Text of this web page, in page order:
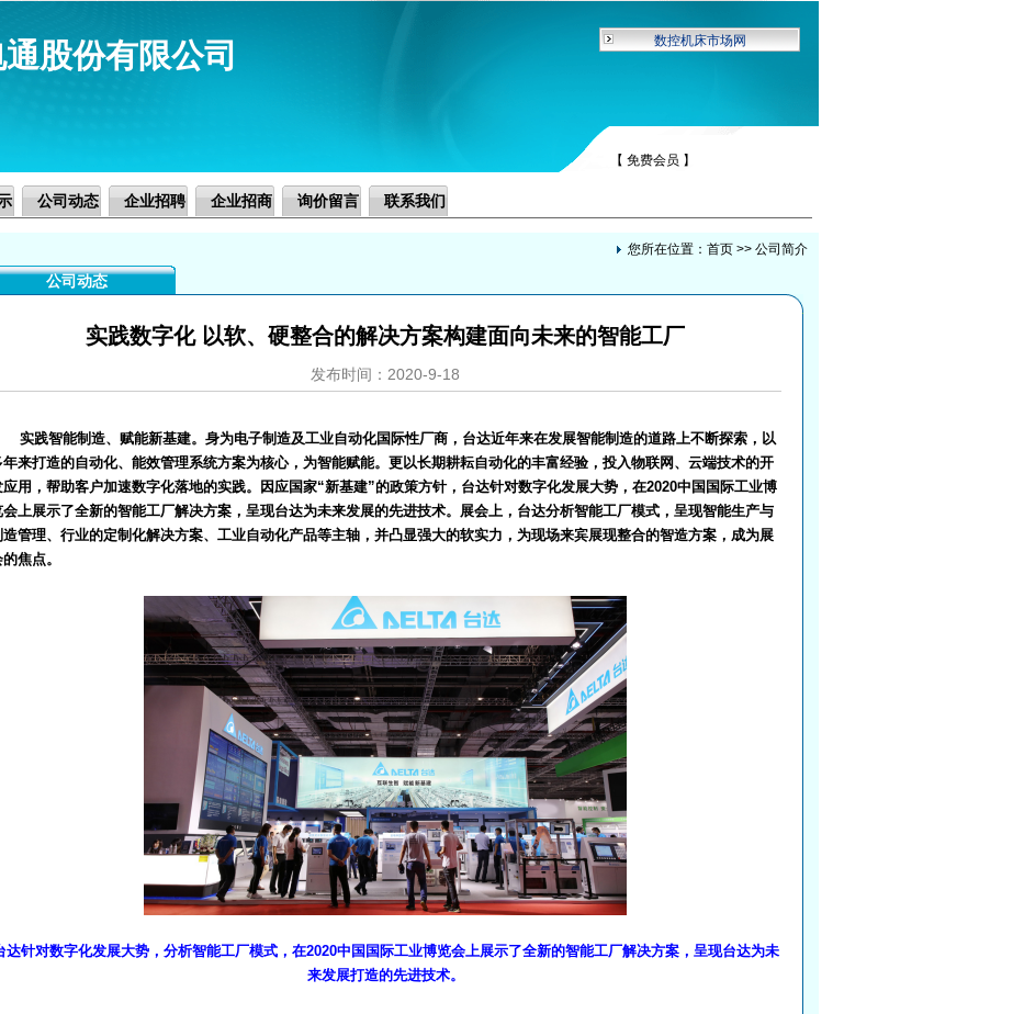
股份有限公司 数控机床市场网
【 免费会员 】
公司动态 企业招聘 企业招商 询价留言 联系我们
您所在位置： 首页 >> 公司简介
公司动态
实践数字化 以软、硬整合的解决方案构建面向未来的智能工厂
发布时间：2020-9-18
践智能制造、赋能新基建。身为电子制造及工业自动化国际性厂商，台达近年来在发展智能制造的道路上不断探索，以
年来打造的自动化、能效管理系统方案为核心，为智能赋能。更以长期耕耘自动化的丰富经验，投入物联网、云端技术的开
应用，帮助客户加速数字化落地的实践。因应国家“新基建”的政策方针，台达针对数字化发展大势，在2020中国国际工业博
会上展示了全新的智能工厂解决方案，呈现台达为未来发展的先进技术。展会上，台达分析智能工厂模式，呈现智能生产与
造管理、行业的定制化解决方案、工业自动化产品等主轴，并凸显强大的软实力，为现场来宾展现整合的智造方案，成为展
焦点。
达针对数字化发展大势，分析智能工厂模式，在2020中国国际工业博览会上展示了全新的智能工厂解决方案，呈现台达为未
来发展打造的先进技术。